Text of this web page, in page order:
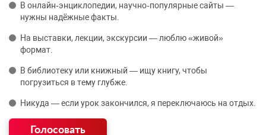
В онлайн‑энциклопедии, научно‑популярные сайты —
нужны надёжные факты.
На выставки, лекции, экскурсии — люблю «живой»
формат.
В библиотеку или книжный — ищу книгу, чтобы
погрузиться в тему глубже.
Никуда — если урок закончился, я переключаюсь на отдых.